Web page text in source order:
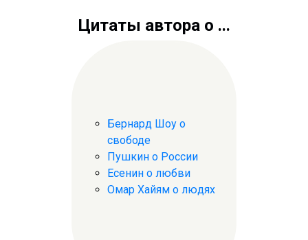
Цитаты автора о ...
Бернард Шоу о
свободе
Пушкин о России
Есенин о любви
Омар Хайям о людях